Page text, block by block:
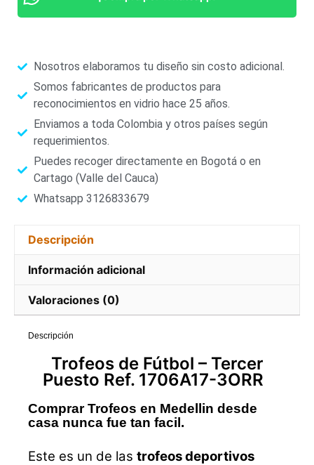
Nosotros elaboramos tu diseño sin costo adicional.
Somos fabricantes de productos para
reconocimientos en vidrio hace 25 años.
Enviamos a toda Colombia y otros países según
requerimientos.
Puedes recoger directamente en Bogotá o en
Cartago (Valle del Cauca)
Whatsapp 3126833679
Descripción
Información adicional
Valoraciones (0)
Descripción
Trofeos de Fútbol –Tercer
Puesto Ref. 1706A17-3ORR
Comprar Trofeos en Medellin desde
casa nunca fue tan facil.
Este es un de las trofeos deportivos